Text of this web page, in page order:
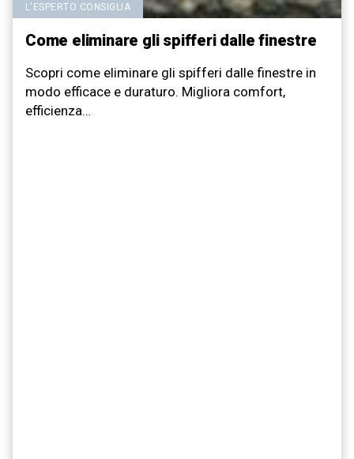
L'ESPERTO CONSIGLIA
Come eliminare gli spifferi dalle finestre
Scopri come eliminare gli spifferi dalle finestre in
modo efficace e duraturo. Migliora comfort,
efficienza…